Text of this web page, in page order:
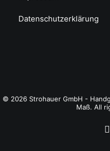
Datenschutzerklärung
© 2026 Strohauer GmbH -
Maß. All